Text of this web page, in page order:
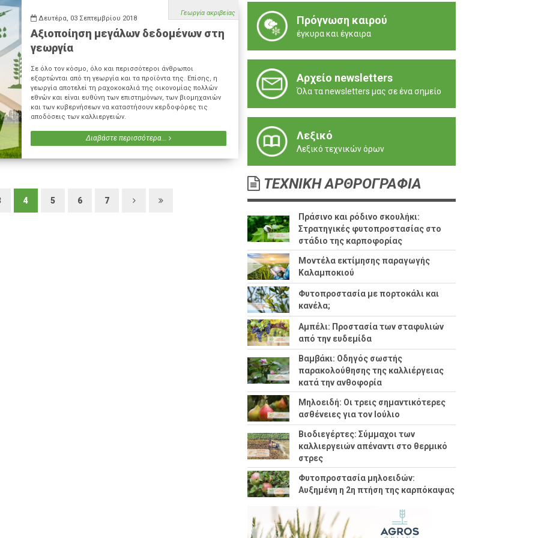
Γεωργία ακριβείας
Δευτέρα, 03 Σεπτεμβρίου 2018
Αξιοποίηση μεγάλων δεδομένων στη
γεωργία
Σε όλο τον κόσμο, όλο και περισσότεροι άνθρωποι
εξαρτώνται από τη γεωργία και τα προϊόντα της. Επίσης, η
γεωργία αποτελεί τη ραχοκοκαλιά της οικονομίας πολλών
εθνών και είναι ευθύνη των επιστημόνων, των βιομηχανιών
και των κυβερνήσεων να καταστήσουν κερδοφόρες τις
αποδόσεις των καλλιεργειών.
Διαβάστε περισσότερα...
4 5 6 7
Πρόγνωση καιρού
έγκυρα και έγκαιρα
Αρχείο newsletters
Όλα τα newsletters μας σε ένα σημείο
Λεξικό
Λεξικό τεχνικών όρων
ΤΕΧΝΙΚΗ ΑΡΘΡΟΓΡΑΦΙΑ
Πράσινο και ρόδινο σκουλήκι:
Στρατηγικές φυτοπροστασίας στο
στάδιο της καρποφορίας
Μοντέλα εκτίμησης παραγωγής
Καλαμποκιού
Φυτοπροστασία με πορτοκάλι και
κανέλα;
Αμπέλι: Προστασία των σταφυλιών
από την ευδεμίδα
Βαμβάκι: Οδηγός σωστής
παρακολούθησης της καλλιέργειας
κατά την ανθοφορία
Μηλοειδή: Οι τρεις σημαντικότερες
ασθένειες για τον Ιούλιο
Βιοδιεγέρτες: Σύμμαχοι των
καλλιεργειών απέναντι στο θερμικό
στρες
Φυτοπροστασία μηλοειδών:
Αυξημένη η 2η πτήση της καρπόκαψας